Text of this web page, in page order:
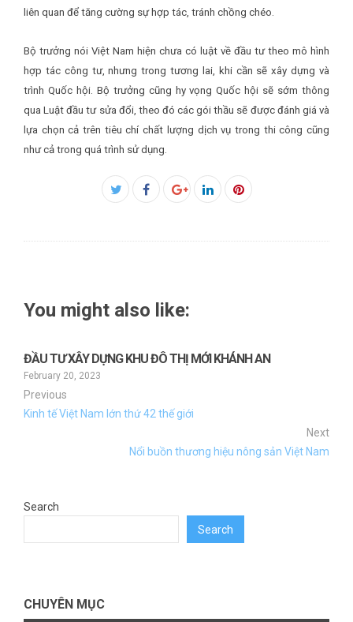
liên quan để tăng cường sự hợp tác, tránh chồng chéo.
Bộ trưởng nói Việt Nam hiện chưa có luật về đầu tư theo mô hình
hợp tác công tư, nhưng trong tương lai, khi cần sẽ xây dựng và
trình Quốc hội. Bộ trưởng cũng hy vọng Quốc hội sẽ sớm thông
qua Luật đầu tư sửa đổi, theo đó các gói thầu sẽ được đánh giá và
lựa chọn cả trên tiêu chí chất lượng dịch vụ trong thi công cũng
như cả trong quá trình sử dụng.
Facebook
You might also like:
ĐẦU TƯ XÂY DỰNG KHU ĐÔ THỊ MỚI KHÁNH AN
February 20, 2023
Previous
Kinh tế Việt Nam lớn thứ 42 thế giới
Next
Nổi buồn thương hiệu nông sản Việt Nam
Search
Search
CHUYÊN MỤC